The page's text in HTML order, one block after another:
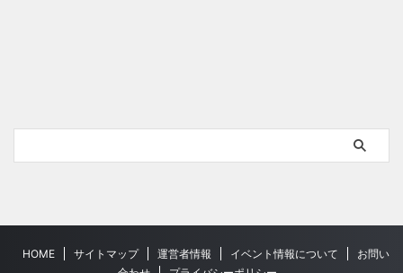
HOME サイトマップ 運営者情報 イベント情報について
お問い